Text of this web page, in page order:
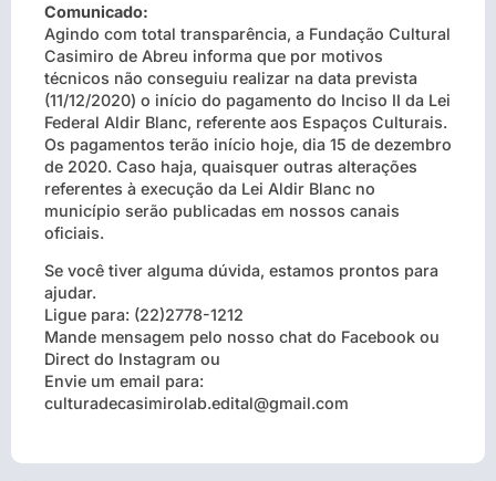
Comunicado:
Agindo com total transparência, a Fundação Cultural
Casimiro de Abreu informa que por motivos
técnicos não conseguiu realizar na data prevista
(11/12/2020) o início do pagamento do Inciso II da Lei
Federal Aldir Blanc, referente aos Espaços Culturais.
Os pagamentos terão início hoje, dia 15 de dezembro
de 2020. Caso haja, quaisquer outras alterações
referentes à execução da Lei Aldir Blanc no
município serão publicadas em nossos canais
oficiais.
Se você tiver alguma dúvida, estamos prontos para
ajudar.
Ligue para: (22)2778-1212
Mande mensagem pelo nosso chat do Facebook ou
Direct do Instagram ou
Envie um email para:
culturadecasimirolab.edital@gmail.com